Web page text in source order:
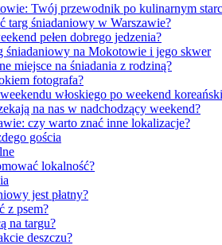
Twój przewodnik po kulinarnym
targ śniadaniowy w Warszawie?
pełen dobrego jedzenia?
śniadaniowy na Mokotowie i jego skwer
miejsce na śniadania z rodziną?
fotografa?
włoskiego po weekend koreański
na nas w nadchodzący weekend?
czy warto znać inne lokalizacje?
gościa
lokalność?
jest płatny?
z psem?
na targu?
deszczu?